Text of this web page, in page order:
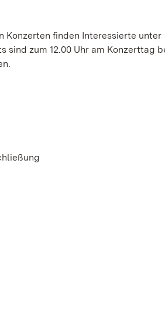
Konzerten finden Interessierte unter
sind zum 12.00 Uhr am Konzerttag